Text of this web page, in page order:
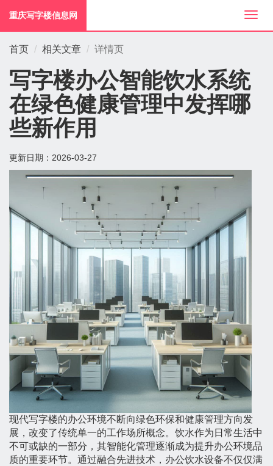
切
换
重庆写字楼信息网
首页 相关文章 详情页
写字楼办公智能饮水系统
在绿色健康管理中发挥哪
些新作用
更新日期： 2026-03-27
现代写字楼的办公环境不断向绿色环保和健康管理方向发
展，改变了传统单一的工作场所概念。饮水作为日常生活中
不可或缺的一部分，其智能化管理逐渐成为提升办公环境品
质的重要环节。通过融合先进技术，办公饮水设备不仅仅满